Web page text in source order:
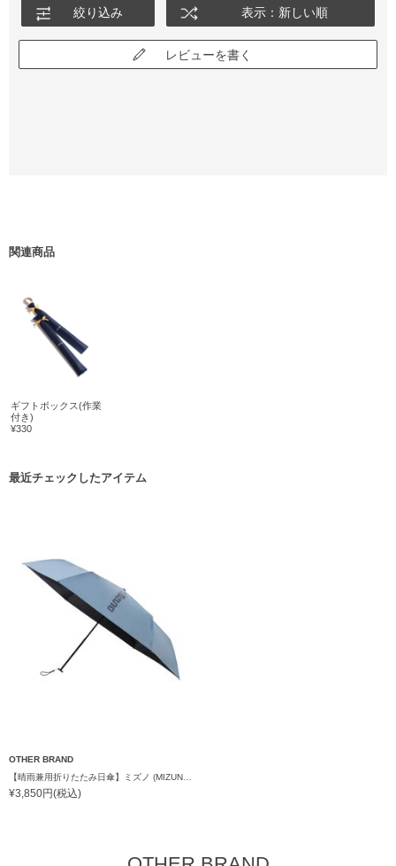
絞り込み 表示：新しい順
レビューを書く
関連商品
ギフトボックス(作業
付き)
¥330
最近チェックしたアイテム
OTHER BRAND
¥3,850円(税込)